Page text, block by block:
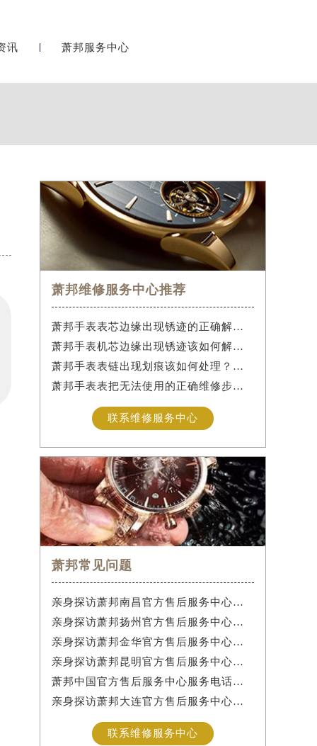
讯 萧邦服务中心
萧邦维修服务中心推荐
萧邦手表表芯边缘出现锈迹的正确解决办法是什么？
萧邦手表机芯边缘出现锈迹该如何解决？
萧邦手表表链出现划痕该如何处理？（手表表链划痕别慌）
萧邦手表表把无法使用的正确维修步骤是什么？
联系维修服务中心
萧邦常见问题
亲身探访萧邦南昌官方售后服务中心｜热线电话与网点地址（2026年7月最新）
亲身探访萧邦扬州官方售后服务中心｜最新电话及地址（2026年7月最新）
亲身探访萧邦金华官方售后服务中心｜网点地址与服务热线（2026年7月最新）
亲身探访萧邦昆明官方售后服务中心｜详细地址及客服热线（2026年7月最新）
萧邦中国官方售后服务中心服务电话及24小时详细地址实地考察报告_多信源验证（2026年7月最新）
亲身探访萧邦大连官方售后服务中心｜服务热线及办公地址（2026年7月最新）
联系维修服务中心